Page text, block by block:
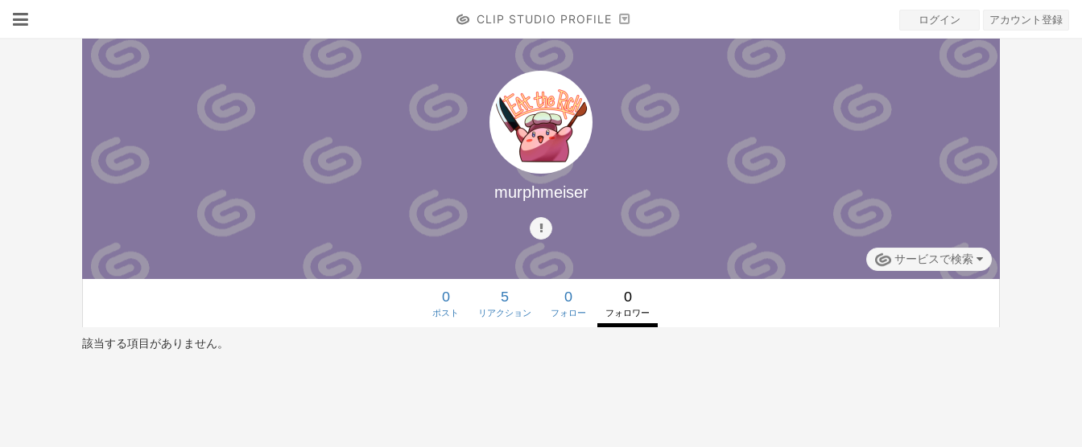
CLIP STUDIO PROFILE ログイン アカウント登録
murphmeiser
サービスで検索
0
ポスト
5
リアクション
0
フォロー
0
フォロワー
該当する項目がありません。